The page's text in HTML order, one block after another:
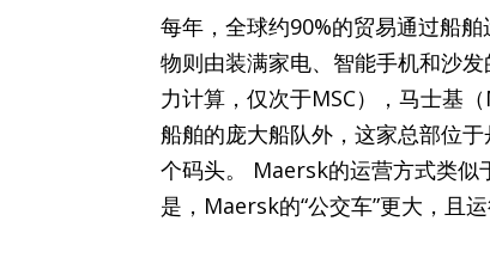
每年，全球约90%的贸易通过船
物则由装满家电、智能手机和沙
力计算，仅次于MSC），马士基
船舶的庞大船队外，这家总部位
个码头。 Maersk的运营方式类似
是，Maersk的“公交车”更大，且